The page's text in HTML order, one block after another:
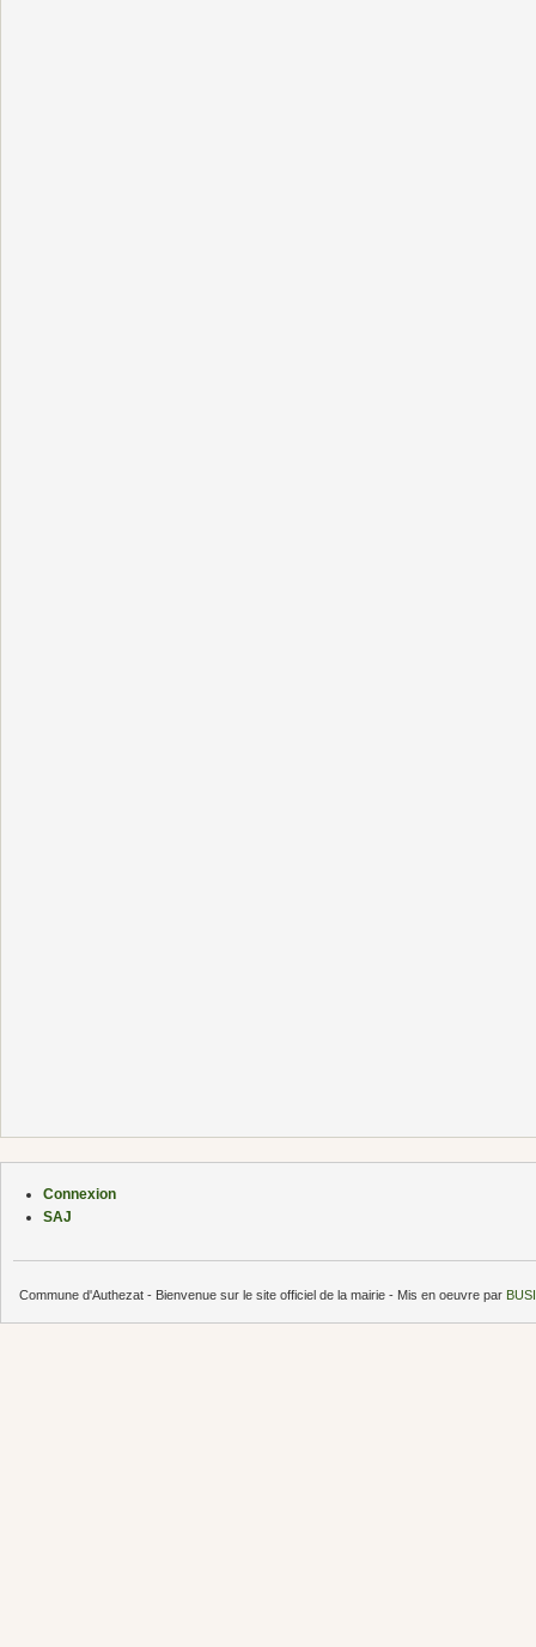
Connexion
SAJ
Commune d'Authezat - Bienvenue sur le site officiel de la mairie - Mis en oeuvre par